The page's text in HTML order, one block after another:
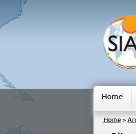
Home
Home>